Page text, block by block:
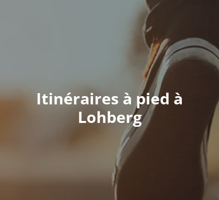
Itinéraires à pied à
Lohberg